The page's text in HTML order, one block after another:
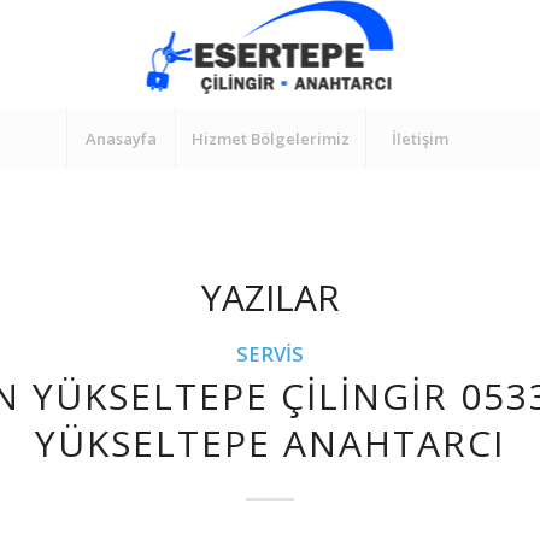
Anasayfa Hizmet Bölgelerimiz İletişim
YAZILAR
SERVIS
YÜKSELTEPE ÇILINGIR
YÜKSELTEPE ANAHTARCI